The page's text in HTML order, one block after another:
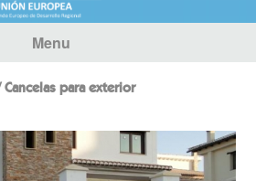
Menu
/ Cancelas para exterior